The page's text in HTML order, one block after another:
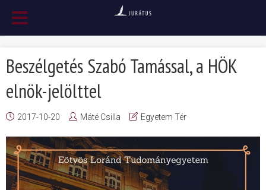
Beszélgetés Szabó Tamással, a HÖK
elnök-jelölttel
2017-10-20 Máté Csilla Egyetem Tér